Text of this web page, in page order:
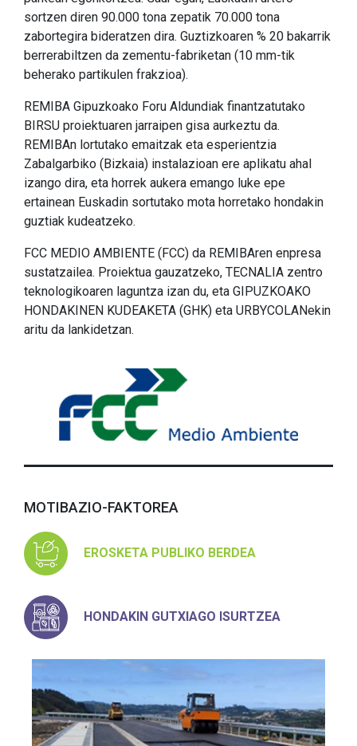
sortzen diren 90.000 tona zepatik 70.000 tona
zabortegira bideratzen dira. Guztizkoaren % 20 bakarrik
berrerabiltzen da zementu-fabriketan (10 mm-tik
beherako partikulen frakzioa).
REMIBA Gipuzkoako Foru Aldundiak finantzatutako
BIRSU proiektuaren jarraipen gisa aurkeztu da.
REMIBAn lortutako emaitzak eta esperientzia
Zabalgarbiko (Bizkaia) instalazioan ere aplikatu ahal
izango dira, eta horrek aukera emango luke epe
ertainean Euskadin sortutako mota horretako hondakin
guztiak kudeatzeko.
FCC MEDIO AMBIENTE (FCC) da REMIBAren enpresa
sustatzailea. Proiektua gauzatzeko, TECNALIA zentro
teknologikoaren laguntza izan du, eta GIPUZKOAKO
HONDAKINEN KUDEAKETA (GHK) eta URBYCOLANekin
aritu da lankidetzan.
MOTIBAZIO-FAKTOREA
EROSKETA PUBLIKO BERDEA
HONDAKIN GUTXIAGO ISURTZEA